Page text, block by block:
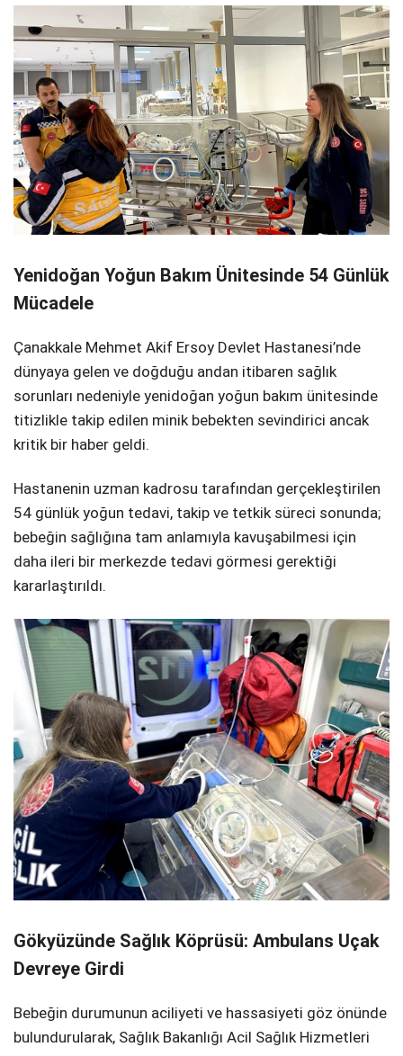
Yenidoğan Yoğun Bakım Ünitesinde 54 Günlük
Mücadele
Çanakkale Mehmet Akif Ersoy Devlet Hastanesi’nde
dünyaya gelen ve doğduğu andan itibaren sağlık
sorunları nedeniyle yenidoğan yoğun bakım ünitesinde
titizlikle takip edilen minik bebekten sevindirici ancak
kritik bir haber geldi.
Hastanenin uzman kadrosu tarafından gerçekleştirilen
54 günlük yoğun tedavi, takip ve tetkik süreci sonunda;
bebeğin sağlığına tam anlamıyla kavuşabilmesi için
daha ileri bir merkezde tedavi görmesi gerektiği
kararlaştırıldı.
Gökyüzünde Sağlık Köprüsü: Ambulans Uçak
Devreye Girdi
Bebeğin durumunun aciliyeti ve hassasiyeti göz önünde
bulundurularak, Sağlık Bakanlığı Acil Sağlık Hizmetleri